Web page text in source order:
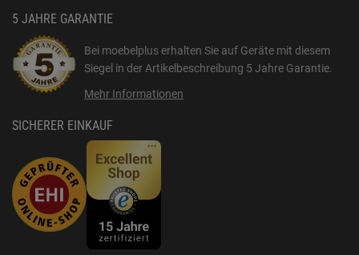
5 JAHRE GARANTIE
Bei moebelplus erhalten Sie auf Geräte mit diesem
Siegel in der Artikelbeschreibung 5 Jahre Garantie.
Mehr Informationen
SICHERER EINKAUF